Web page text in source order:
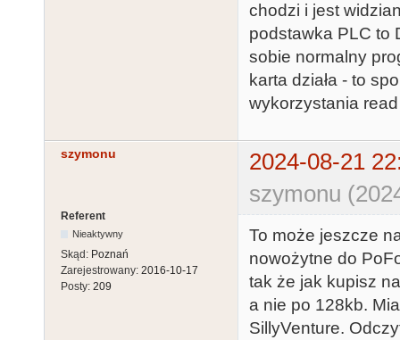
chodzi i jest
podstawka PLC to
sobie normalny
karta działa - to
wykorzystania
szymonu
2024-08-21
szymonu
Referent
Nieaktywny
Skąd: Poznań
Zarejestrowany: 2016-10-17
Posty: 209
To może jeszcze
nowożytne do
tak że jak kupisz
a nie po 128kb.
SillyVenture.